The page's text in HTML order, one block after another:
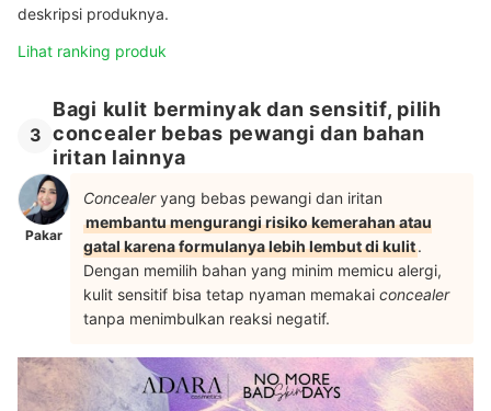
deskripsi produknya.
Lihat ranking produk
3
Bagi kulit berminyak dan sensitif, pilih
concealer bebas pewangi dan bahan
iritan lainnya
Pakar
Concealeryang bebas pewangi dan iritan
membantu mengurangi risiko kemerahan atau
gatal karena formulanya lebih lembut di kulit.
Dengan memilih bahan yang minim memicu alergi,
kulit sensitif bisa tetap nyaman memakai concealer
tanpa menimbulkan reaksi negatif.